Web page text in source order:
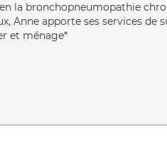
la bronchopneumopathie
Anne apporte ses services de
et ménage*